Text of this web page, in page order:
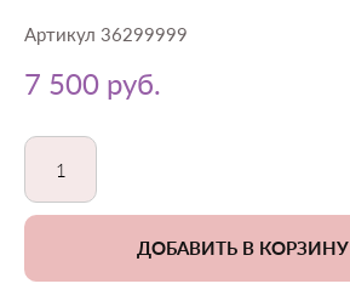
Артикул 36299999
7 500 pуб.
ДОБАВИТЬ В КОРЗИНУ